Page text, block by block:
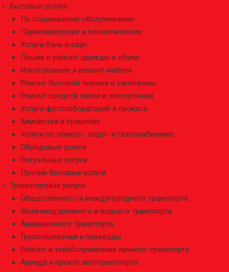
Бытовые услуги
По социальному обслуживанию
Парикмахерские и косметические
Услуги бань и саун
Пошив и ремонт одежды и обуви
Изготовление и ремонт мебели
Ремонт бытовой техники и сантехники
Ремонт средств связи и электроники
Услуги фотолабораторий и проката
Химчистка и крашение
Услуги по элекро-, водо- и газоснабжению
Обрядовые услуги
Ритуальные услуги
Прочие бытовые услуги
Транспортные услуги
Общественного и междугородного транспорта
Железнодорожного и водного транспорта
Авиационного транспорта
Грузоперевозки и переезды
Ремонт и техобслуживание личного транспорта
Аренда и прокат автотранспорта